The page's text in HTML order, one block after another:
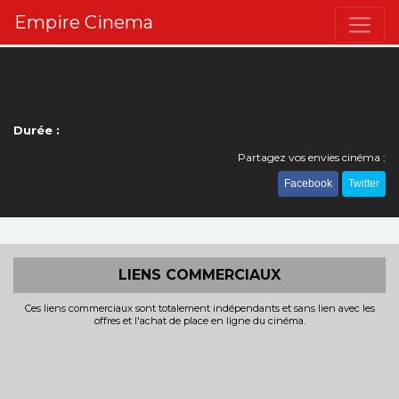
Empire Cinema
Durée :
Partagez vos envies cinéma :
Facebook Twitter
LIENS COMMERCIAUX
Ces liens commerciaux sont totalement indépendants et sans lien avec les
offres et l'achat de place en ligne du cinéma.